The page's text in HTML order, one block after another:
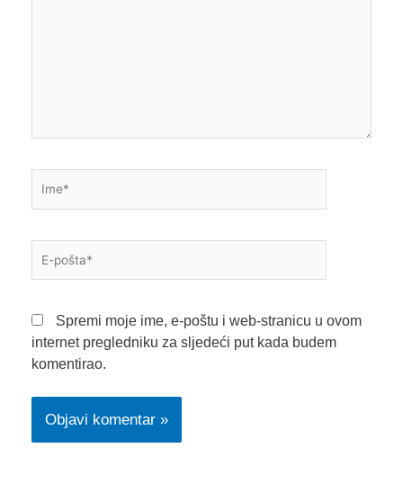
pošta*
Spremi moje ime, e-poštu i web-stranicu u ovom
internet pregledniku za sljedeći put kada budem
komentirao.